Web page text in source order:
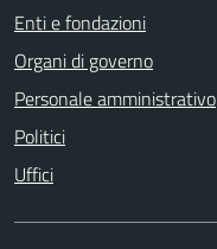
Enti e fondazioni
Organi di governo
Personale amministrativo
Politici
Uffici